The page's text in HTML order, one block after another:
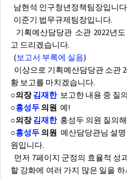
남현석 인구청년정책팀장입니
이준기 법무규제팀장입니다.
기획예산담당관 소관 2022년
고 드리겠습니다.
(보고서 부록에 실음)
이상으로 기획예산담당관 소관
황 보고를 마치겠습니다.
○의장김재한보고한 내용 중 질
○홍성두 의원 예!
○의장김재한홍성두 의원 질의
○홍성두 의원 예산담당관님 설
원입니다.
먼저 7페이지 군정의 효율적 성
할 강화에 여러 가지 많은 일을